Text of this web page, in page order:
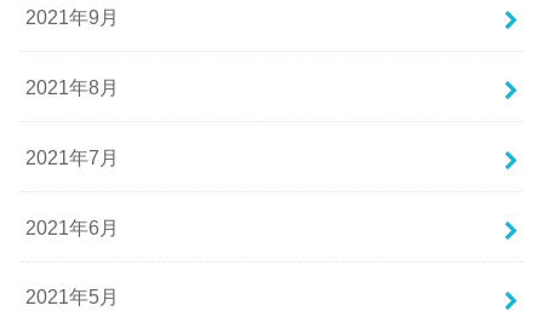
2021年9月
2021年8月
2021年7月
2021年6月
2021年5月